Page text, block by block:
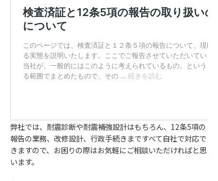
弊社では、耐震診断や耐震補強設計はもちろん、12条5項の
報告の業務、改修設計、行政手続きまですべて自社で対応で
きますので、お困りの際はお気軽にご相談いただければと思
います。